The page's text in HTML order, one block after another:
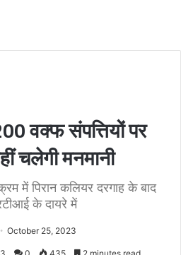
वक्फ संपत्तियों पर
चलेगी मनमानी
में पिरान कलियर दरगाह के बाद
के दायरे में
October 25, 2023